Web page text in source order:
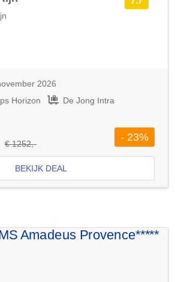
2026
Horizon
De Jong Intra
€ 1252,-
- 23%
BEKIJK DEAL